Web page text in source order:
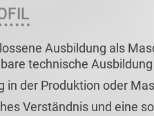
Ausbildung als
technische Ausbildung
in der Produktion oder
Verständnis und eine